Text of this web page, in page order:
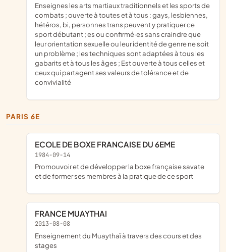
enseignes les arts martiaux traditionnels et les sports de
combats ; ouverte à toutes et à tous : gays, lesbiennes,
hétéros, bi, personnes trans peuvent y pratiquer ce
sport débutant ; es ou confirmé·es sans craindre que
leur orientation sexuelle ou leur identité de genre ne soit
un problème ; les techniques sont adaptées à tous les
gabarits et à tous les âges ; Est ouverte à tous celles et
ceux qui partagent ses valeurs de tolérance et de
convivialité
PARIS 6E
ECOLE DE BOXE FRANCAISE DU 6EME
1984-09-14
promouvoir et de développer la boxe française savate
et de former ses membres à la pratique de ce sport
FRANCE MUAYTHAI
2013-08-08
enseignement du Muaythaï à travers des cours et des
stages